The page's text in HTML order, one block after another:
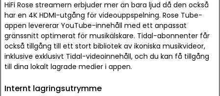
HiFi Rose streamern erbjuder mer än bara ljud då den också
har en 4K HDMI-utgång för videouppspelning. Rose Tube-
appen levererar YouTube-innehåll med ett anpassat
gränssnitt optimerat för musikälskare. Tidal-abonnenter får
också tillgång till ett stort bibliotek av ikoniska musikvideor,
inklusive exklusivt Tidal-videoinnehåll, och du kan få tillgång
till dina lokalt lagrade medier i appen.
Internt lagringsutrymme